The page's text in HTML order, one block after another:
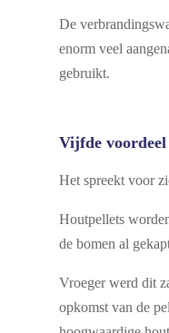
De
enorm veel
gebruikt.
Vijfde
Het spreekt voor
Houtpellets
de bomen al
Vroeger werd dit
opkomst van de